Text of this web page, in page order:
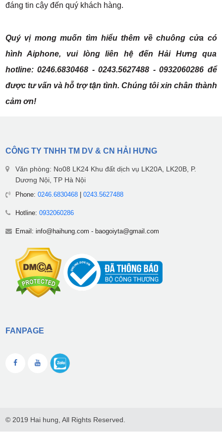
đáng tin cậy đến quý khách hàng.
Quý vị mong muốn tìm hiểu thêm về chuông cửa có
hình Aiphone, vui lòng liên hệ đến Hải Hưng qua
hotline: 0246.6830468 - 0243.5627488 - 0932060286 để
được tư vấn và hỗ trợ tận tình. Chúng tôi xin chân thành
cảm ơn!
CÔNG TY TNHH TM DV & CN HẢI HƯNG
Văn phòng: No08 LK24 Khu đất dịch vụ LK20A, LK20B, P.
Dương Nội, TP Hà Nội
Phone: 0246.6830468| 0243.5627488
Hotline: 0932060286
Email: info@haihung.com - baogoiyta@gmail.com
FANPAGE
© 2019 Hai hung, All Rights Reserved.